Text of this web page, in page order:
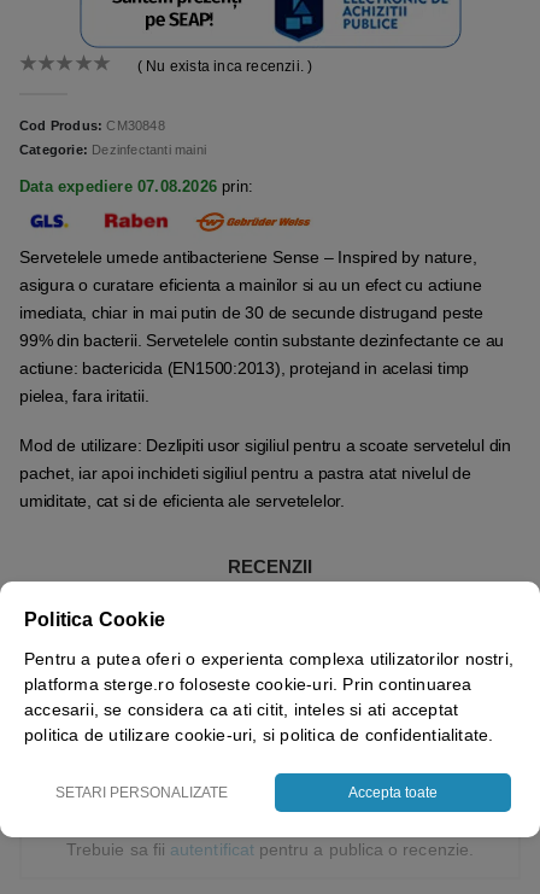
( Nu exista inca recenzii. )
Cod Produs:CM30848
Categorie: Dezinfectanti maini
Data expediere 07.08.2026 prin:
Servetelele umede antibacteriene Sense – Inspired by nature,
asigura o curatare eficienta a mainilor si au un efect cu actiune
imediata, chiar in mai putin de 30 de secunde distrugand peste
99% din bacterii. Servetelele contin substante dezinfectante ce au
actiune: bactericida (EN1500:2013), protejand in acelasi timp
pielea, fara iritatii.
Mod de utilizare: Dezlipiti usor sigiliul pentru a scoate servetelul din
pachet, iar apoi inchideti sigiliul pentru a pastra atat nivelul de
umiditate, cat si de eficienta ale servetelelor.
RECENZII
dezinfectante pentru maini 72 bucati/pachet”
Trebuie sa fii autentificatpentru a publica o recenzie.
Politica Cookie
Pentru a putea oferi o experienta complexa utilizatorilor nostri,
platforma sterge.ro foloseste cookie-uri. Prin continuarea
accesarii, se considera ca ati citit, inteles si ati acceptat
politica de utilizare cookie-uri, si politica de confidentialitate.
SETARI PERSONALIZATE Accepta toate